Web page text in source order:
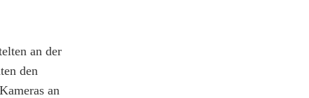
an der
den
an